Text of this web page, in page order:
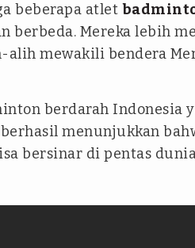
beberapa atlet
berbeda. Mereka lebih
alih mewakili bendera
berdarah Indonesia
menunjukkan
bersinar di pentas